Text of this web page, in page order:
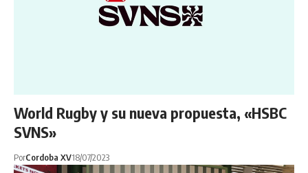
World Rugby y su nueva propuesta, «HSBC
SVNS»
PorCordoba XV18/07/2023